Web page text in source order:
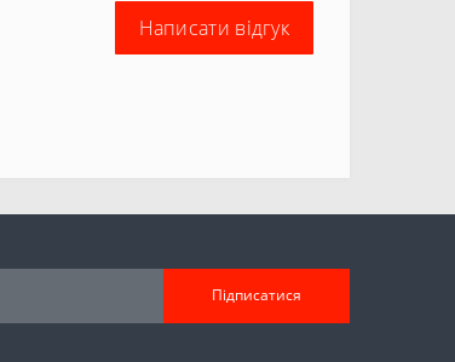
Написати відгук
Підписатися